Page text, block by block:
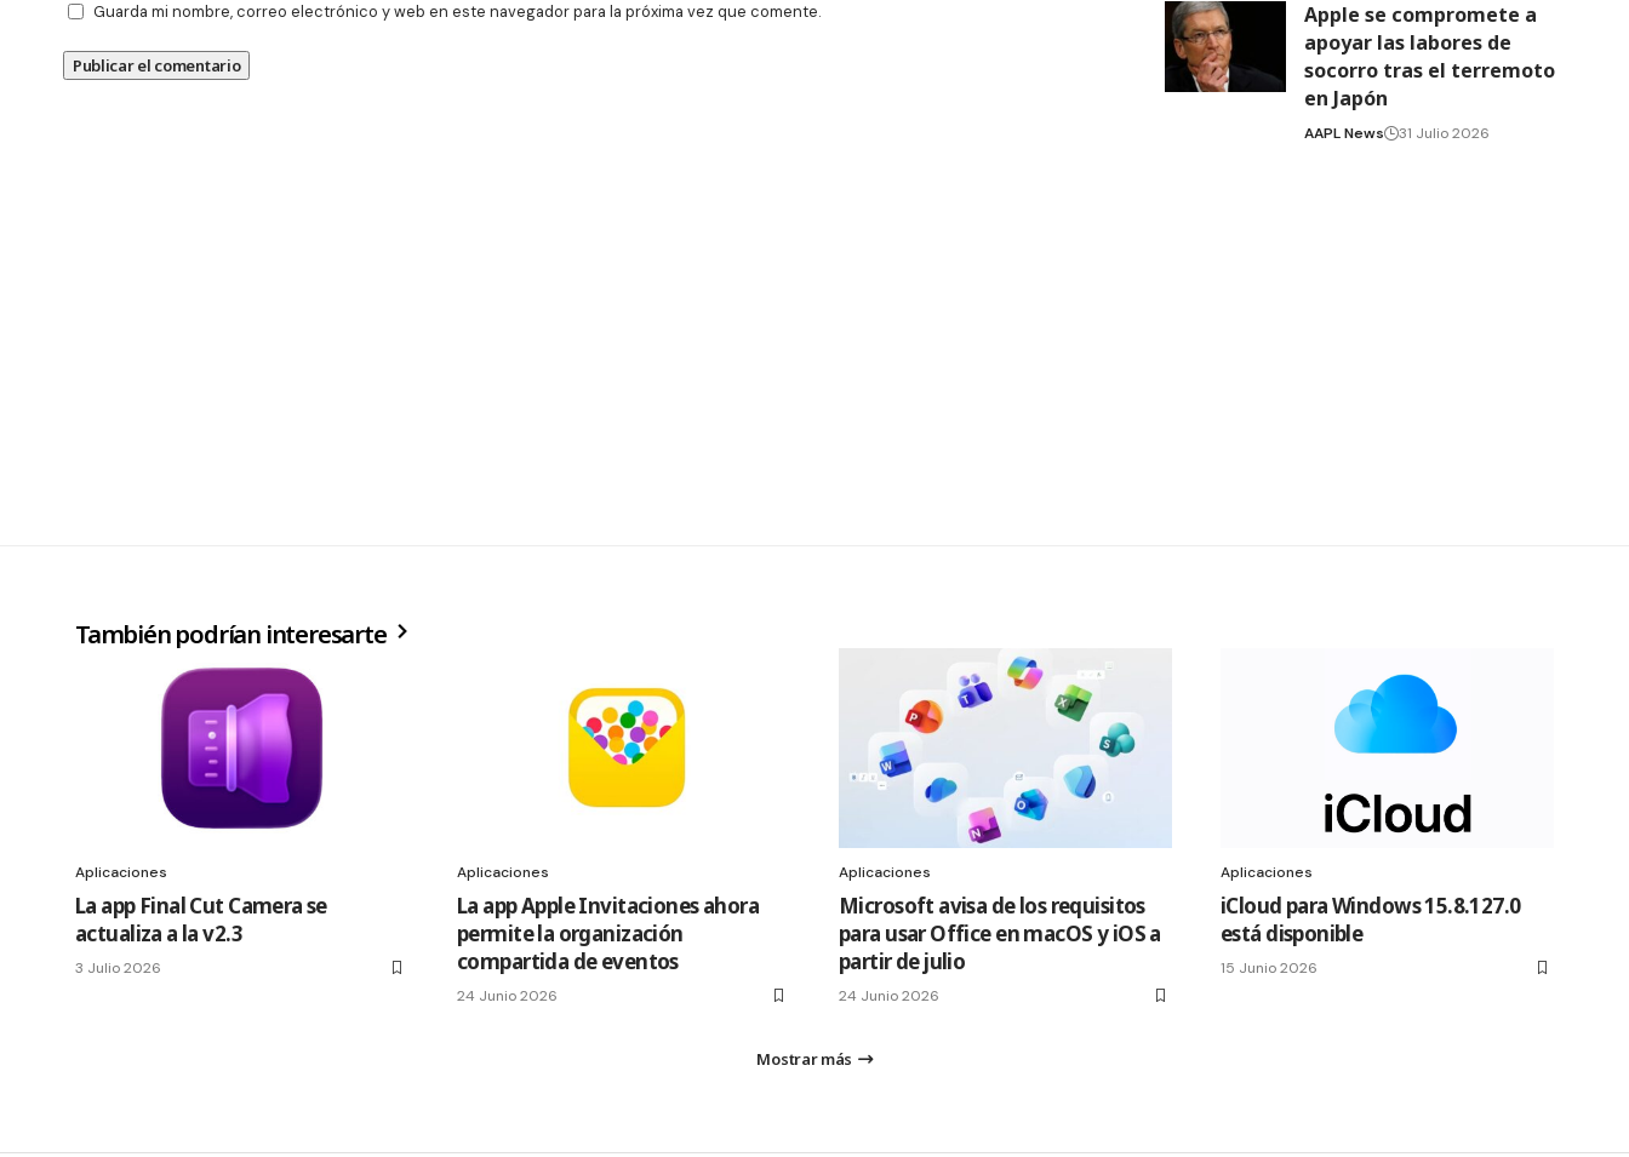
Guarda mi nombre, correo electrónico y web en este navegador para la próxima vez que comente.
Apple se compromete a
apoyar las labores de
socorro tras el terremoto
en Japón
AAPL News 31 Julio 2026
También podrían interesarte
Aplicaciones
La app Final Cut Camera se
actualiza a la v2.3
3 Julio 2026
Aplicaciones
La app Apple Invitaciones ahora
permite la organización
compartida de eventos
24 Junio 2026
Aplicaciones
Microsoft avisa de los requisitos
para usar Office en macOS y iOS a
partir de julio
24 Junio 2026
Aplicaciones
iCloud para Windows 15.8.127.0
está disponible
15 Junio 2026
Mostrar más